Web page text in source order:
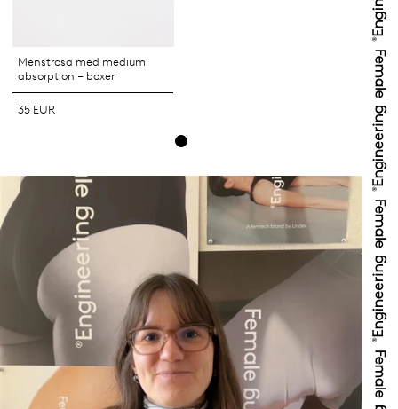
Menstrosa med medium
absorption – boxer
35 EUR